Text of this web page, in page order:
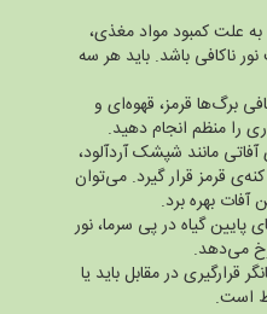
علت کمبود مواد مغذی،
ناکافی باشد. باید هر سه
برگ‌ها قرمز، قهوه‌ای و
را منظم انجام دهید.
مانند شپشک آردآلود،
قرمز قرار گیرد. می‌توان
بهره برد.
گیاه در پی سرما، نور
می‌دهد.
قرارگیری در مقابل باید یا
است.